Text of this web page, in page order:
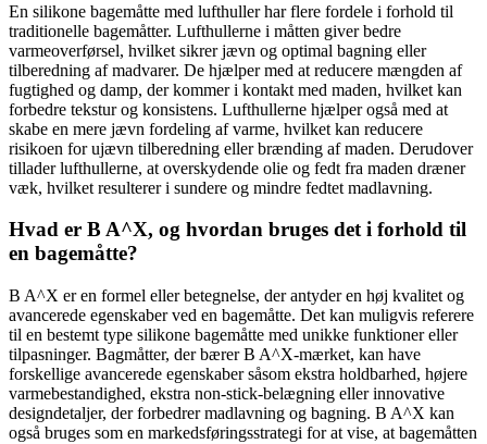
En silikone bagemåtte med lufthuller har flere fordele i forhold til
traditionelle bagemåtter. Lufthullerne i måtten giver bedre
varmeoverførsel, hvilket sikrer jævn og optimal bagning eller
tilberedning af madvarer. De hjælper med at reducere mængden af ​​
fugtighed og damp, der kommer i kontakt med maden, hvilket kan
forbedre tekstur og konsistens. Lufthullerne hjælper også med at
skabe en mere jævn fordeling af varme, hvilket kan reducere
risikoen for ujævn tilberedning eller brænding af maden. Derudover
tillader lufthullerne, at overskydende olie og fedt fra maden dræner
væk, hvilket resulterer i sundere og mindre fedtet madlavning.
Hvad er B A^X, og hvordan bruges det i forhold til
en bagemåtte?
B A^X er en formel eller betegnelse, der antyder en høj kvalitet og
avancerede egenskaber ved en bagemåtte. Det kan muligvis referere
til en bestemt type silikone bagemåtte med unikke funktioner eller
tilpasninger. Bagmåtter, der bærer B A^X-mærket, kan have
forskellige avancerede egenskaber såsom ekstra holdbarhed, højere
varmebestandighed, ekstra non-stick-belægning eller innovative
designdetaljer, der forbedrer madlavning og bagning. B A^X kan
også bruges som en markedsføringsstrategi for at vise, at bagemåtten